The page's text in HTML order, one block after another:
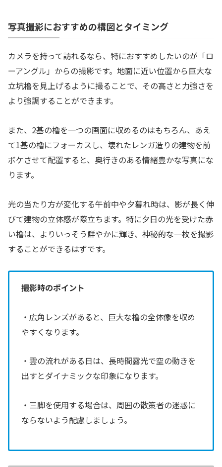
写真撮影におすすめの構図とタイミング
カメラを持って訪れるなら、特におすすめしたいのが「ロ
ーアングル」からの撮影です。地面に近い位置から巨大な
立坑櫓を見上げるように撮ることで、その高さと力強さを
より強調することができます。
また、2基の櫓を一つの画面に収めるのはもちろん、あえ
て1基の櫓にフォーカスし、壊れたレンガ造りの建物を前
ボケさせて配置すると、奥行きのある情緒豊かな写真にな
ります。
光の当たり方が変化する午前中や夕暮れ時は、影が長く伸
びて建物の立体感が際立ちます。特に夕日の光を受けた赤
い櫓は、よりいっそう鮮やかに輝き、神秘的な一枚を撮影
することができるはずです。
撮影時のポイント
・広角レンズがあると、巨大な櫓の全体像を収め
やすくなります。
・雲の流れがある日は、長時間露光で空の動きを
出すとダイナミックな印象になります。
・三脚を使用する場合は、周囲の散策者の迷惑に
ならないよう配慮しましょう。